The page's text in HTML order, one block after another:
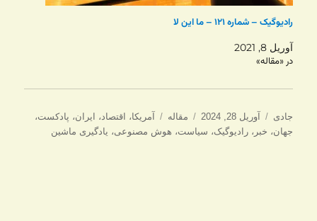
رادیوگیک – شماره ۱۲۱ – ما این لا
آوریل 8, 2021
در «مقاله»
نویسنده
جادی
ارسال
شده
آوریل 28, 2024 دسته‌ها
مقاله برچسب‌ها
آمریکا، اقتصاد ، ایران، پادکست،
جهان، خبر ،رادیوگیک، سیاست، هوش مصنوعی، یادگیری ماشین